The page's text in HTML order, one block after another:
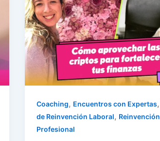
Coaching, Encuentros con Expertas,
de Reinvención Laboral, Reinvención
Profesional